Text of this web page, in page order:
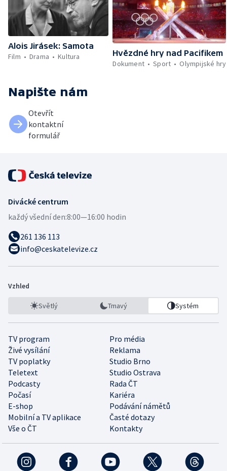
Alois Jirásek: Samota
Film
Drama Kultura
Hvězdné hry nad Pacifikem
Dokument
Sport Olympijské hry
Napište nám
Otevřít
kontaktní
formulář
Divácké centrum
každý všední den:8:00—16:00 hodin
261 136 113
info@ceskatelevize.cz
Vzhled
Světlý Tmavý Systém
TV program
Pro média
Živé vysílání
Reklama
TV poplatky
Studio Brno
Teletext
Studio Ostrava
Podcasty
Rada ČT
Počasí
Kariéra
E-shop
Podávání námětů
Mobilní a TV aplikace
Časté dotazy
Vše o ČT
Kontakty